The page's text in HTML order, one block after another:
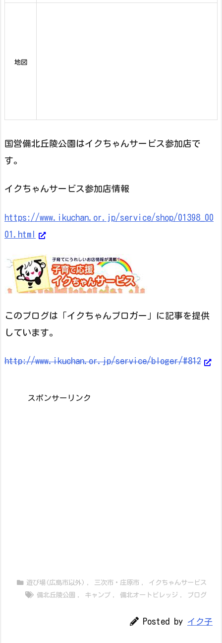
地図
国営備北丘陵公園はイクちゃんサービス参加店で
す。
イクちゃんサービス参加店情報
https://www.ikuchan.or.jp/service/shop/01398_00
01.html
このブログは「イクちゃんブロガー」に記事を提供
しています。
http://www.ikuchan.or.jp/service/bloger/#812
スポンサーリンク
遊び場(広島市以外) 三次市・庄原市
イクちゃんサービス
備北丘陵公園
キャンプ 備北オートビレッジ ブログ
Posted by イク子